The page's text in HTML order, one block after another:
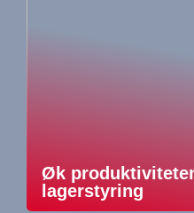
Øk
lagerstyring